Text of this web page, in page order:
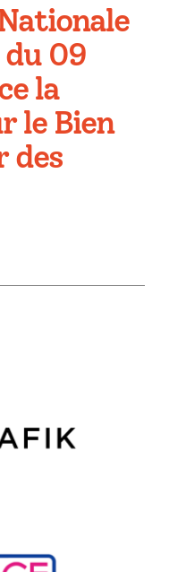
du 09
la
le Bien
des